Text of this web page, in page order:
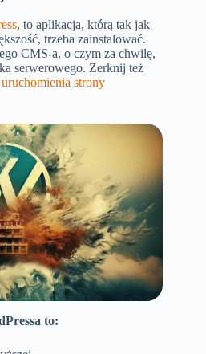
, to aplikacja, którą tak jak
trzeba zainstalować.
CMS-a, o czym za chwilę,
serwerowego. Zerknij też
strony
to: